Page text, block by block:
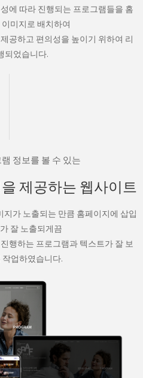
에 따라 진행되는 프로그램들을 홈
미지로 배치하여
공하고 편의성을 높이기 위하여 리
되었습니다.
정보를 볼 수 있는
제공하는 웹사이트
가 노출되는 만큼 홈페이지에 삽입
잘 노출되게끔
행하는 프로그램과 텍스트가 잘 보
작업하였습니다.